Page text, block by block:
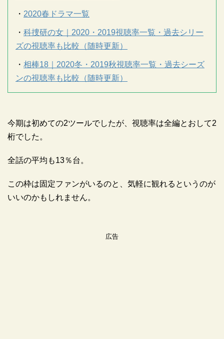
・ 2020春ドラマ一覧
・ 科捜研の女｜2020・2019視聴率一覧・過去シリー
ズの視聴率も比較（随時更新）
・ 相棒18｜2020冬・2019秋視聴率一覧・過去シーズ
ンの視聴率も比較（随時更新）
今期は初めての2ツールでしたが、視聴率は全編とおして2
桁でした。
全話の平均も13％台。
この枠は固定ファンがいるのと、気軽に観れるというのが
いいのかもしれません。
広告